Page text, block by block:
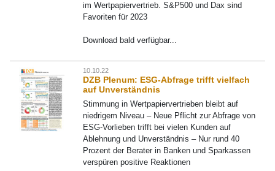
im Wertpapiervertrieb. S&P500 und Dax sind
Favoriten für 2023
Download bald verfügbar...
10.10.22
DZB Plenum: ESG-Abfrage trifft vielfach
auf Unverständnis
Stimmung in Wertpapiervertrieben bleibt auf
niedrigem Niveau – Neue Pflicht zur Abfrage von
ESG-Vorlieben trifft bei vielen Kunden auf
Ablehnung und Unverständnis – Nur rund 40
Prozent der Berater in Banken und Sparkassen
verspüren positive Reaktionen